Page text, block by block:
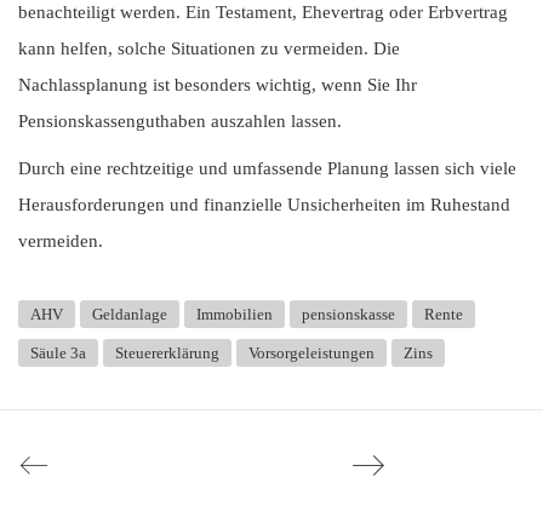
benachteiligt werden. Ein Testament, Ehevertrag oder Erbvertrag
kann helfen, solche Situationen zu vermeiden. Die
Nachlassplanung ist besonders wichtig, wenn Sie Ihr
Pensionskassenguthaben auszahlen lassen.
Durch eine rechtzeitige und umfassende Planung lassen sich viele
Herausforderungen und finanzielle Unsicherheiten im Ruhestand
vermeiden.
AHV Geldanlage Immobilien pensionskasse Rente
Säule 3a Steuererklärung Vorsorgeleistungen Zins